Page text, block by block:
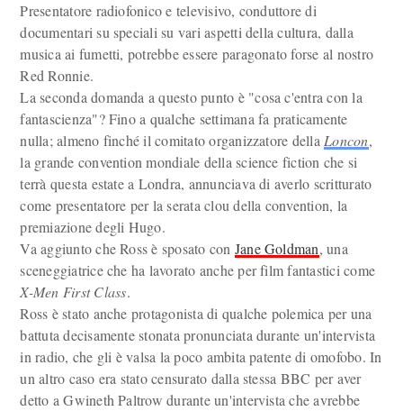
Presentatore radiofonico e televisivo, conduttore di
documentari su speciali su vari aspetti della cultura, dalla
musica ai fumetti, potrebbe essere paragonato forse al nostro
Red Ronnie.
La seconda domanda a questo punto è "cosa c'entra con la
fantascienza"? Fino a qualche settimana fa praticamente
nulla; almeno finché il comitato organizzatore della Loncon,
la grande convention mondiale della science fiction che si
terrà questa estate a Londra, annunciava di averlo scritturato
come presentatore per la serata clou della convention, la
premiazione degli Hugo.
Va aggiunto che Ross è sposato con Jane Goldman, una
sceneggiatrice che ha lavorato anche per film fantastici come
X-Men First Class.
Ross è stato anche protagonista di qualche polemica per una
battuta decisamente stonata pronunciata durante un'intervista
in radio, che gli è valsa la poco ambita patente di omofobo. In
un altro caso era stato censurato dalla stessa BBC per aver
detto a Gwineth Paltrow durante un'intervista che avrebbe